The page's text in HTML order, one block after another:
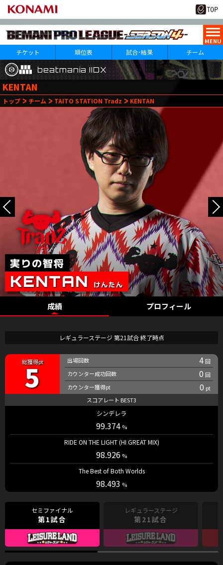
チケット 順位表 試合･結果
beatmania IIDX
10月 29日(火)
第1試合
チーム
beatmania IIDX
beatmania IIDX
KENTAN
トップ チーム TAITO STATION Tradz KENTAN
成績 プロフィール
レギュラーステージ 第21試合 終了時点
5
4
0
0
シンデレラ
99.374
RIDE ON THE LIGHT (HI GREAT MIX)
98.926
The Best of Both Worlds
98.493
第1試合 第21試合